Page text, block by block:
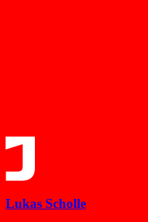
Lukas Scholle